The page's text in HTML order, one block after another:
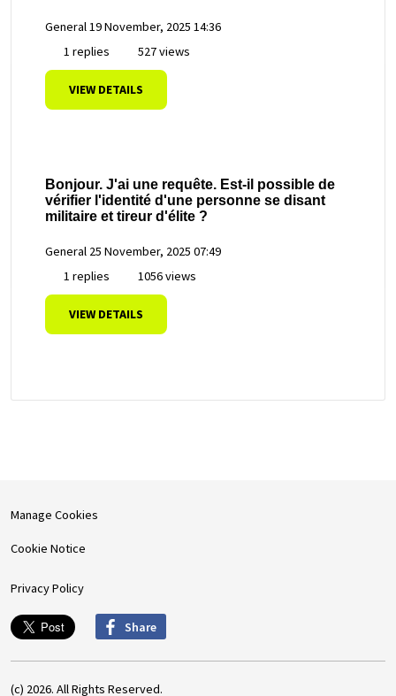
General19 November, 2025 14:36
1 replies
527 views
VIEW DETAILS
Bonjour. J'ai une requête. Est-il possible de
vérifier l'identité d'une personne se disant
militaire et tireur d'élite ?
General 25 November, 2025 07:49
1 replies
1056 views
VIEW DETAILS
Manage Cookies
Cookie Notice
Privacy Policy
Share
(c) 2026. All Rights Reserved.